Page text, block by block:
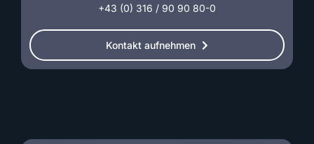
+43 (0) 316 / 90 90 80-0
Kontakt aufnehmen